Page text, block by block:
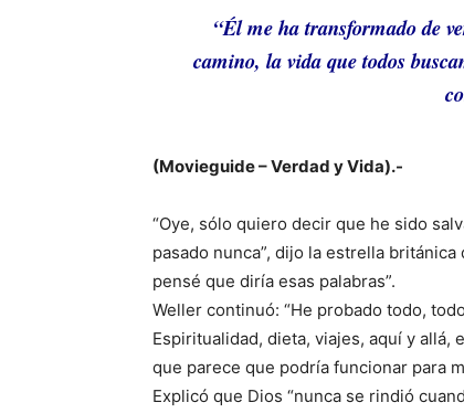
“Él me ha transformado de
camino, la vida que todos
(Movieguide – Verdad y Vida).-
“Oye, sólo quiero decir que he sido
pasado nunca”, dijo la estrella
pensé que diría esas palabras”.
Weller continuó: “He probado todo,
Espiritualidad, dieta, viajes, aquí y allá,
que parece que podría funcionar para
Explicó que Dios “nunca se rindió